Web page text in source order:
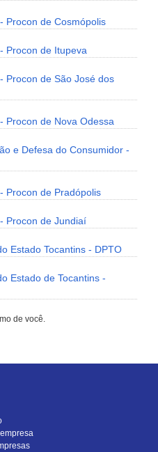
Procon de Cosmópolis
Procon de Itupeva
Procon de São José dos
Procon de Nova Odessa
e Defesa do Consumidor -
Procon de Pradópolis
Procon de Jundiaí
Estado Tocantins - DPTO
Estado de Tocantins -
de você.